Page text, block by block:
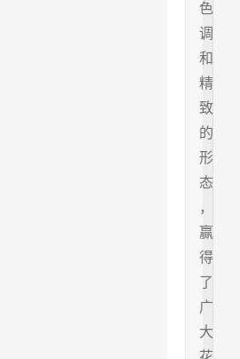
色
调
和
精
致
的
形
态
，
赢
得
了
广
大